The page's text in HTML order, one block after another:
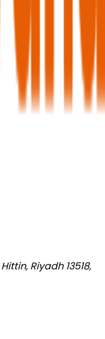
Riyadh 13518,